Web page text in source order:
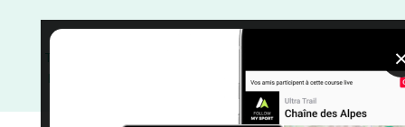
Trail
Marathon
Dénivelé Plat/Dénivelé
Centre Val-de-Loire